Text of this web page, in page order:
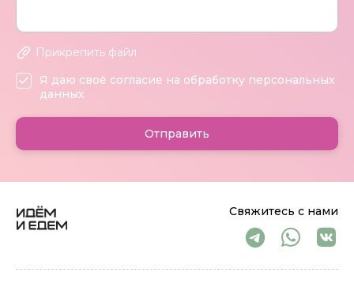
Свяжитесь с нами
Прикрепить файл
Я даю своё согласие на обработку персональных
данных
Отправить